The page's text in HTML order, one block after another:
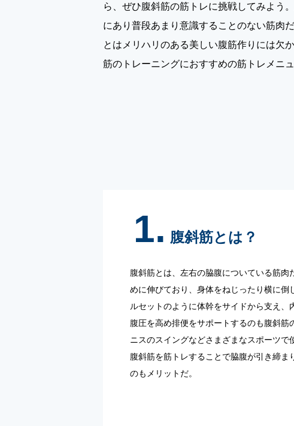
ら、ぜひ腹斜筋の筋トレに挑戦してみよう
にあり普段あまり意識することのない筋肉
とはメリハリのある美しい腹筋作りには欠
筋のトレーニングにおすすめの筋トレメニ
1. 腹斜筋とは？
腹斜筋とは、左右の脇腹についている筋肉
めに伸びており、身体をねじったり横に倒
ルセットのように体幹をサイドから支え、
腹圧を高め排便をサポートするのも腹斜筋
ニスのスイングなどさまざまなスポーツで
腹斜筋を筋トレすることで脇腹が引き締ま
のもメリットだ。